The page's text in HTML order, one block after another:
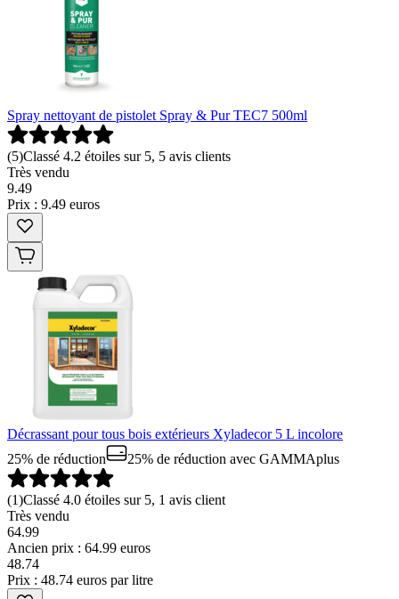
Spray nettoyant de pistolet Spray & Pur TEC7 500ml
(5)Classé 4.2 étoiles sur 5, 5 avis clients
Très vendu
9.49
Prix : 9.49 euros
Décrassant pour tous bois extérieurs Xyladecor 5 L incolore
25% de réduction
25% de réduction avec GAMMAplus
(1)Classé 4.0 étoiles sur 5, 1 avis client
Très vendu
64.99
Ancien prix : 64.99 euros
48.74
Prix : 48.74 euros par litre